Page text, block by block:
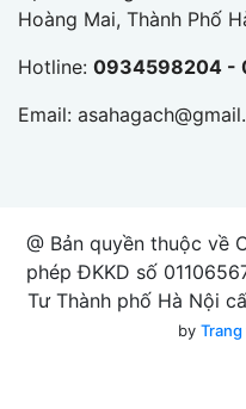
Hoàng Mai, Thành Phố
Hotline: 0934598204 -
Email:
@ Bản quyền thuộc về
phép ĐKKD số
Tư Thành phố Hà Nội
by Trang